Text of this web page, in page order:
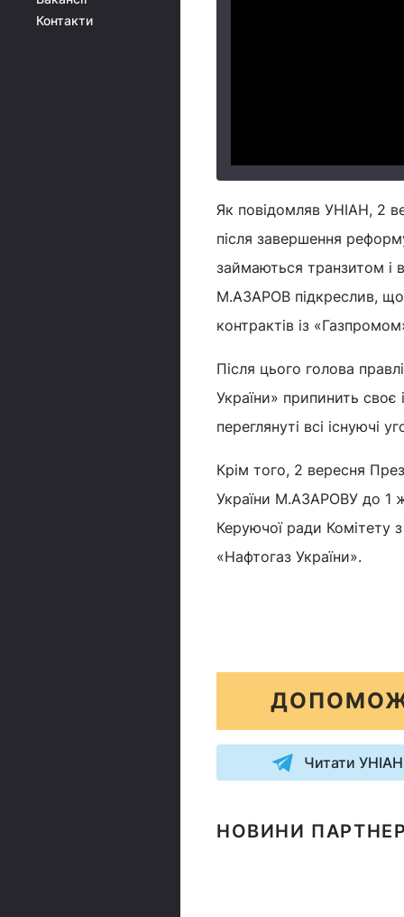
Контакти
Як повідомляв УНІАН, 2
після завершення
займаються транзитом і
М.АЗАРОВ підкреслив, що
контрактів із
Після цього голова
України» припинить своє
переглянуті всі існуючі
Крім того, 2 вересня
України М.АЗАРОВУ до 1
Керуючої ради
«Нафтогаз України».
Читати
НОВИНИ